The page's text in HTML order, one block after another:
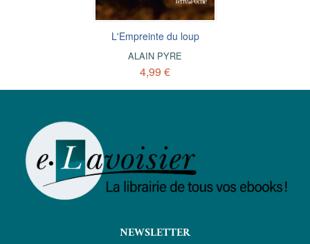
L'Empreinte du loup
ALAIN PYRE
4,99 €
NEWSLETTER